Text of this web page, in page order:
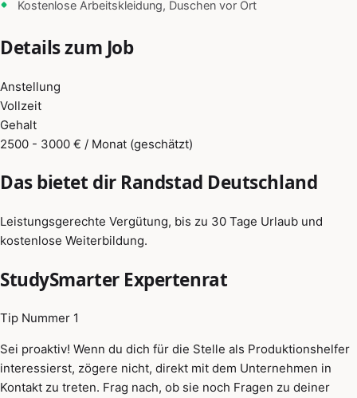
Kostenlose Arbeitskleidung, Duschen vor Ort
Details zum Job
Anstellung
Vollzeit
Gehalt
2500 - 3000 € / Monat (geschätzt)
Das bietet dir Randstad Deutschland
Leistungsgerechte Vergütung, bis zu 30 Tage Urlaub und
kostenlose Weiterbildung.
StudySmarter Expertenrat
Tip Nummer 1
Sei proaktiv! Wenn du dich für die Stelle als Produktionshelfer
interessierst, zögere nicht, direkt mit dem Unternehmen in
Kontakt zu treten. Frag nach, ob sie noch Fragen zu deiner